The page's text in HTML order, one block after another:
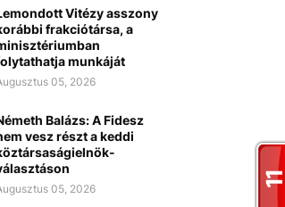
Vitézy asszony
frakciótársa, a
munkáját
05, 2026
Balázs: A Fidesz
vesz részt a keddi
05, 2026